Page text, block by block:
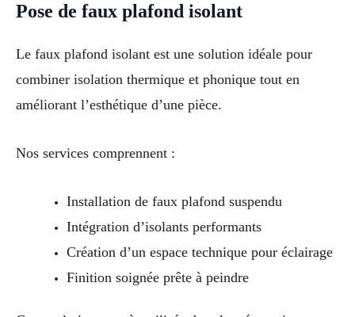
Pose de faux plafond isolant
Le faux plafond isolant est une solution idéale pour
combiner isolation thermique et phonique tout en
améliorant l’esthétique d’une pièce.
Nos services comprennent :
Installation de faux plafond suspendu
Intégration d’isolants performants
Création d’un espace technique pour éclairage
Finition soignée prête à peindre